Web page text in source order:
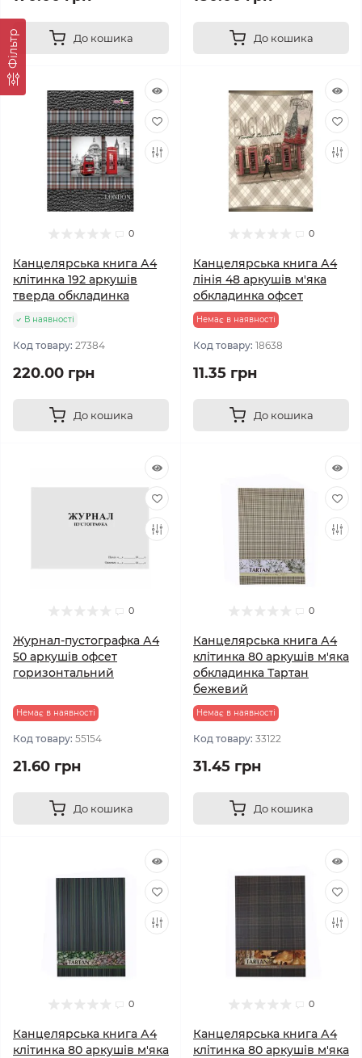
Фільтр До кошика До кошика
0
Канцелярська книга А4
клітинка 192 аркушів
тверда обкладинка
В наявності
Код товару: 27384
220.00 грн
До кошика
0
Канцелярська книга А4
лінія 48 аркушів м'яка
обкладинка офсет
Немає в наявності
Код товару: 18638
11.35 грн
До кошика
0
Журнал-пустографка А4
50 аркушів офсет
горизонтальний
Немає в наявності
Код товару: 55154
21.60 грн
До кошика
0
Канцелярська книга А4
клітинка 80 аркушів м'яка
обкладинка Тартан
бежевий
Немає в наявності
Код товару: 33122
31.45 грн
До кошика
0
Канцелярська книга А4
клітинка 80 аркушів м'яка
0
Канцелярська книга А4
клітинка 80 аркушів м'яка